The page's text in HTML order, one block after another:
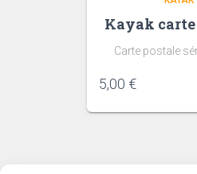
Kayak
Carte postale
5,00 €